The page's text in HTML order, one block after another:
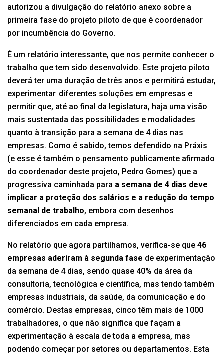
autorizou a divulgação do relatório anexo sobre a
primeira fase do projeto piloto de que é coordenador
por incumbência do Governo.
É um relatório interessante, que nos permite conhecer o
trabalho que tem sido desenvolvido. Este projeto piloto
deverá ter uma duração de três anos e permitirá estudar,
experimentar diferentes soluções em empresas e
permitir que, até ao final da legislatura, haja uma visão
mais sustentada das possibilidades e modalidades
quanto à transição para a semana de 4 dias nas
empresas. Como é sabido, temos defendido na Práxis
(e esse é também o pensamento publicamente afirmado
do coordenador deste projeto, Pedro Gomes) que a
progressiva caminhada para a semana de 4 dias deve
implicar a proteção dos salários e a redução do tempo
semanal de trabalho, embora com desenhos
diferenciados em cada empresa.
No relatório que agora partilhamos, verifica-se que 46
empresas aderiram à segunda fase de experimentação
da semana de 4 dias, sendo quase 40% da área da
consultoria, tecnológica e científica, mas tendo também
empresas industriais, da saúde, da comunicação e do
comércio. Destas empresas, cinco têm mais de 1000
trabalhadores, o que não significa que façam a
experimentação à escala de toda a empresa, mas
podendo começar por setores ou departamentos. Esta